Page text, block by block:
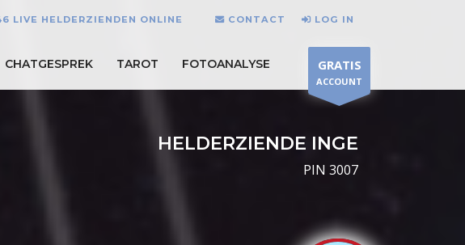
LIVE HELDERZIENDEN ONLINE CONTACT LOG IN
CHATGESPREK TAROT FOTOANALYSE GRATIS
ACCOUNT
HELDERZIENDE INGE
PIN 3007